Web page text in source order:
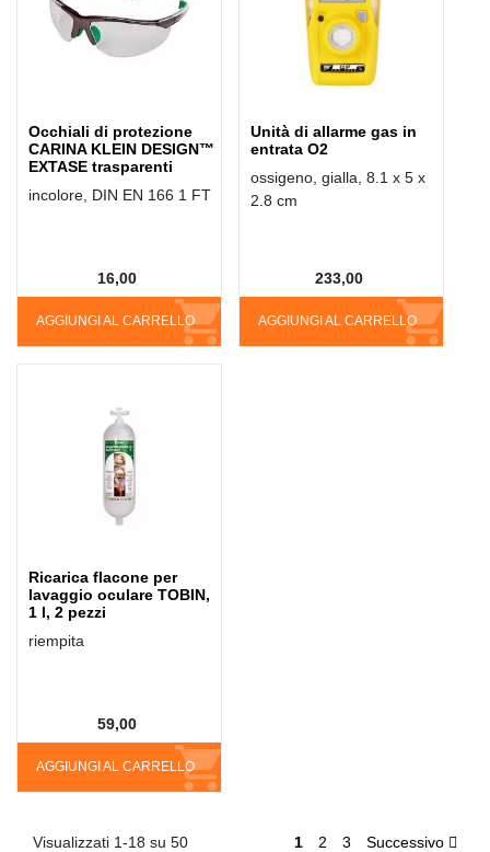
Occhiali di protezione
CARINA KLEIN DESIGN™
EXTASE trasparenti
incolore, DIN EN 166 1 FT
AGGIUNGI AL CARRELLO
16,00
Unità di allarme gas in
entrata O2
ossigeno, gialla, 8.1 x 5 x
2.8 cm
AGGIUNGI AL CARRELLO
233,00
Ricarica flacone per
lavaggio oculare TOBIN,
1 l, 2 pezzi
riempita
AGGIUNGI AL CARRELLO
59,00
Visualizzati 1-18 su 50
1 2 3 Successivo